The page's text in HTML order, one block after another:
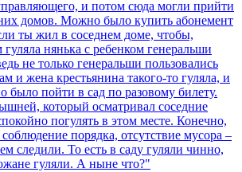
и потом сюда могли прийти
домов. Можно было купить абонемент
ты жил в соседнем доме, чтобы,
нянька с ребенком генеральши
не только генеральши пользовались
и жена крестьянина такого-то гуляла, и
было пойти в сад по разовому билету.
который осматривал соседние
погулять в этом месте. Конечно,
порядка, отсутствие мусора –
следили. То есть в саду гуляли чинно,
гуляли. А ныне что?"